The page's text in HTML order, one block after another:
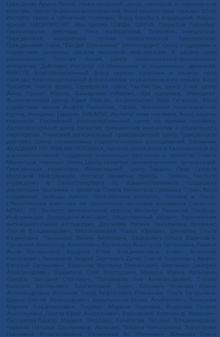
Гражданин.Армия.Право, Нижегородский центр немецкой и европейской
культуры, Центр гендерных исследований, Фонд защиты прав граждан Штаб,
Институт права и публичной политики, Фонд борьбы с коррупцией, Альянс
врачей, НАСИЛИЮ.НЕТ, Мы против СПИДа, СВЕЧА, Открытый Петербург,
Гуманитарное действие, Лига Избирателей, Правовая инициатива,
Гражданская инициатива против экологической преступности,
Гражданский Союз, "Хасдей Ерушалаим" (Милосердие), Центр поддержки и
содействия развитию средств массовой информации, В защиту прав
заключенных, Горячая Линия, Центр социально-информационных
инициатив Действие, Институт глобализации и социальных движений,
ВМЕСТЕ, Благотворительный фонд охраны здоровья и защиты прав
граждан, Благотворительный фонд помощи осужденным и их семьям, Фонд
Тольятти, Новое время, Серебряная тайга, Так-Так-Так, центр Сова, центр
Анна, Проект Апрель, Самарская губерния, Эра здоровья, Мемориал,
Аналитический Центр Юрия Левады, Издательство Парк Гагарина, Фонд
содействия имени Андрея Рылькова, Сфера, Уральская правозащитная
группа, Женщины Евразии, СИБАЛЬТ, Институт прав человека, Фонд защиты
гласности, Российский исследовательский центр по правам человека,
Дальневосточный центр развития гражданских инициатив и социального
партнерства, Пермский региональный правозащитный центр, Гражданское
действие, Центр независимых социологических исследований, Сутяжник,
АКАДЕМИЯ ПО ПРАВАМ ЧЕЛОВЕКА, Частное учреждение в Калининграде по
административной поддержке реализации программ и проектов Совета
Министров северных стран, Центр развития некоммерческих организаций,
Гражданское содействие, Интернешнл-Р, Центр Защиты Прав Средств
Массовой Информации, Институт развития прессы - Сибирь, Частное
учреждение в Санкт-Петербурге по административной поддержке
реализации программ и проектов Совета Министров Северных Стран, Фонд
поддержки свободы прессы, Гражданский контроль, Человек и Закон,
Общественная комиссия по сохранению наследия академика Сахарова,
МЕМО. РУ, Институт региональной прессы, Институт Развития Свободы
Информации, Экозащита!-Женсовет, Общественный вердикт, Евразийская
антимонопольная ассоциация, Дзугкоева Регина Николаевна, Кривенко
Сергей Владимирович, Милославский Павел Юрьевич, Шнырова Ольга
Вадимовна, Чанышева Лилия Айратовна, Сидорович Ольга Борисовна,
Туровский Александр Алексеевич, Васильева Анастасия Евгеньевна, Ривина
Анна Валерьевна, Бурдина Юлия Владимировна, Бойко Анатолий
Николаевич, Пивоваров Андрей Сергеевич, Дугин Сергей Георгиевич, Аверин
Виталий Евгеньевич, Барахоев Магомед Бекханович, Шевченко Дмитрий
Александрович, Шарипков Олег Викторович, Мошель Ирина Ароновна,
Шведов Григорий Сергеевич, Пономарев Лев Александрович, Созаев
Валерий Валерьевич, Каргалицкий Борис Юльевич, Исакова Ирина
Александровна, Исламов Тимур Рифгатович, Романова Ольга Евгеньевна,
Щаров Сергей Алексадрович, Цирульников Борис Альбертович, Халидова
Марина Владимировна, Людевиг Марина Зариевна, Федотова Галина
Анатольевна, Паутов Юрий Анатольевич, Верховский Александр Маркович,
Пислакова-Паркер Марина Петровна, Кочеткова Татьяна Владимировна,
Чуркина Наталья Валерьевна, Акимова Татьяна Николаевна, Золотарева
Екатерина Александровна, Рачинский Ян Збигневич, Жемкова Елена